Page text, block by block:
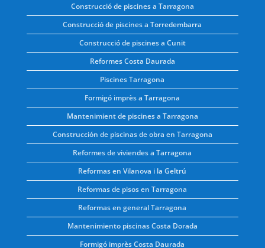
Construcció de piscines a Tarragona
Construcció de piscines a Torredembarra
Construcció de piscines a Cunit
Reformes Costa Daurada
Piscines Tarragona
Formigó imprès a Tarragona
Mantenimient de piscines a Tarragona
Construcción de piscinas de obra en Tarragona
Reformes de viviendes a Tarragona
Reformas en Vilanova i la Geltrú
Reformas de pisos en Tarragona
Reformas en general Tarragona
Mantenimiento piscinas Costa Dorada
Formigó imprès Costa Daurada